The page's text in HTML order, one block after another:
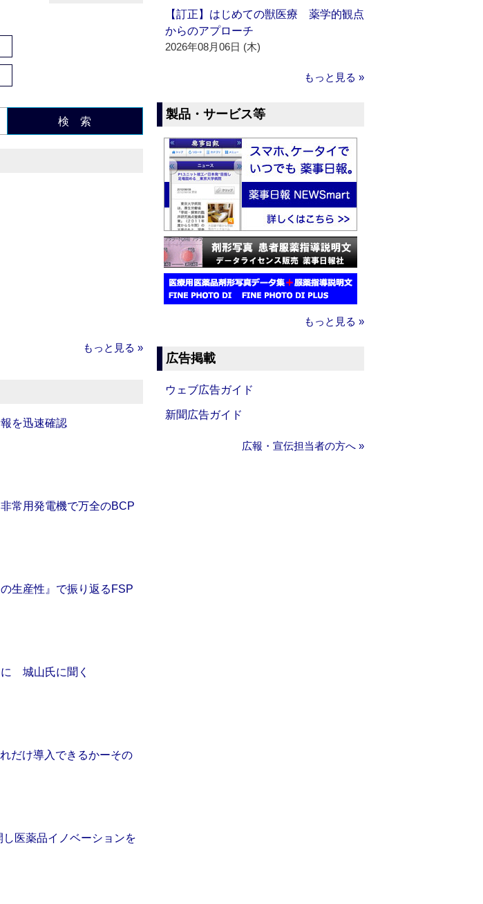
検 索
もっと見る »
を迅速確認
常用発電機で万全のBCP
生産性』で振り返るFSP
に 城山氏に聞く
だけ導入できるかーその
医薬品イノベーションを
【訂正】はじめての獣医療 薬学的観点
からのアプローチ
2026年08月06日 (木)
もっと見る »
製品・サービス等
もっと見る »
広告掲載
ウェブ広告ガイド
新聞広告ガイド
広報・宣伝担当者の方へ »